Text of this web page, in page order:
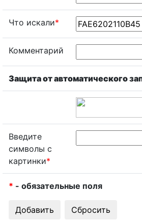
Что искали*
Комментарий
Защита от автоматического
Введите
символы с
картинки*
* - обязательные поля